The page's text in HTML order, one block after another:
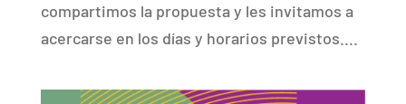
compartimos la propuesta y les invitamos a
acercarse en los días y horarios previstos....